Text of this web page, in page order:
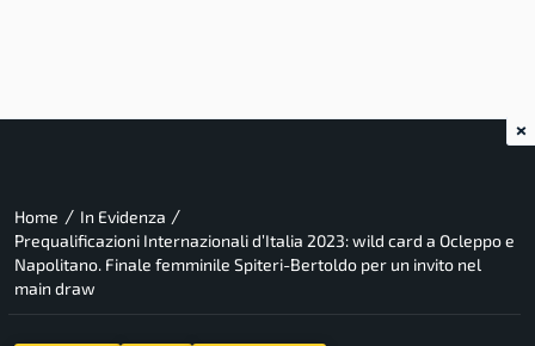
Home / In Evidenza /
Prequalificazioni Internazionali d’Italia 2023: wild card a Ocleppo e
Napolitano. Finale femminile Spiteri-Bertoldo per un invito nel
main draw
×